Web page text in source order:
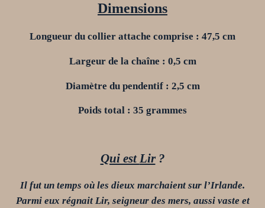
Dimensions
Longueur du collier attache comprise : 47,5 cm
Largeur de la chaîne : 0,5 cm
Diamètre du pendentif : 2,5 cm
Poids total : 35 grammes
Qui estLir ?
Il fut un temps où les dieux marchaient sur l’Irlande.
Parmi eux régnait Lir, seigneur des mers, aussi vaste et